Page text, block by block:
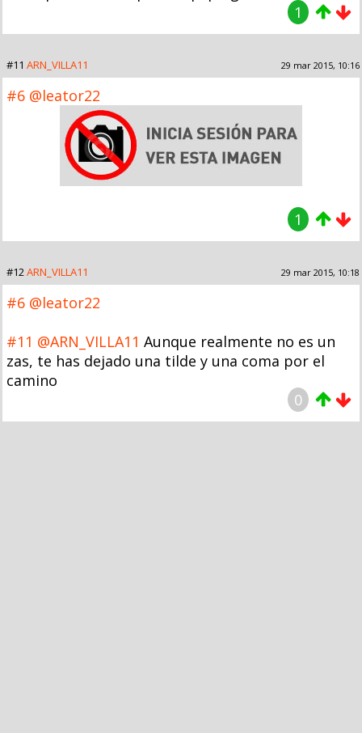
1
#11 ARN_VILLA11 29 mar 2015, 10:16
#6 @leator22
1
#12ARN_VILLA11 29 mar 2015, 10:18
#6 @leator22
#11 @ARN_VILLA11 Aunque realmente no es un
zas, te has dejado una tilde y una coma por el
camino
0